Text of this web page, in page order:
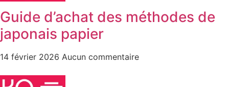
Guide d’achat des méthodes de
japonais papier
14 février 2026 Aucun commentaire